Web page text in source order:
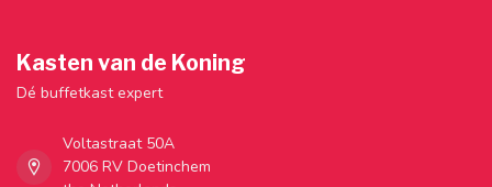
Kasten van de Koning
Dé buffetkast expert
Voltastraat 50A
7006 RV Doetinchem